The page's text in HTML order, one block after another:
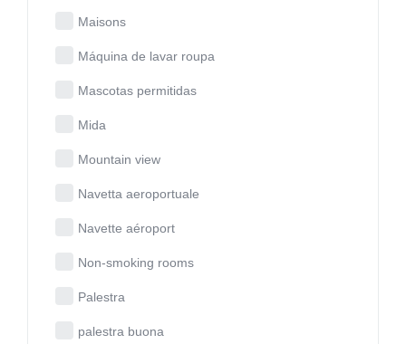
Maisons
Máquina de lavar roupa
Mascotas permitidas
Mida
Mountain view
Navetta aeroportuale
Navette aéroport
Non-smoking rooms
Palestra
palestra buona